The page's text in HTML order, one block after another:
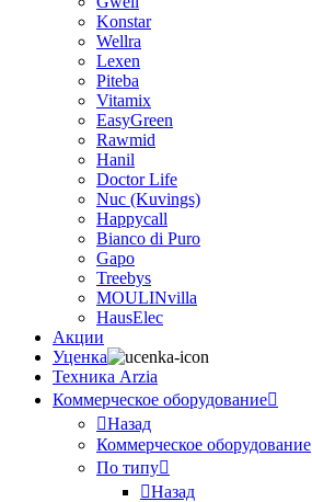
Konstar
Wellra
Lexen
Piteba
Vitamix
EasyGreen
Rawmid
Hanil
Doctor Life
Nuc (Kuvings)
Happycall
Bianco di Puro
Gapo
Treebys
MOULINvilla
HausElec
Акции
Уценка
Техника Arzia
Коммерческое оборудование
Назад
Коммерческое оборудование
По типу
Назад